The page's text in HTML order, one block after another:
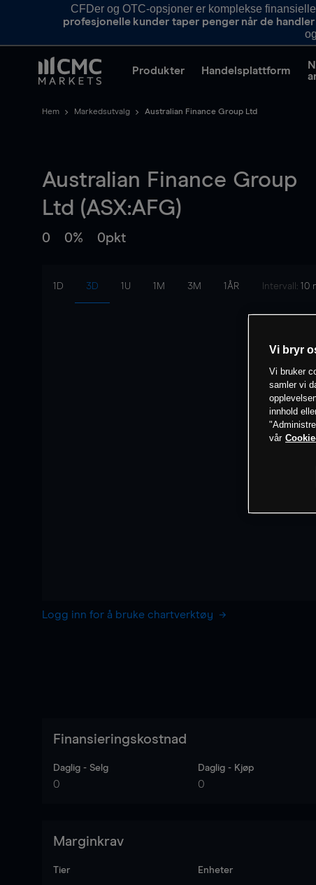
CFDer og OTC-opsjoner er komplekse
profesjonelle kunder taper penger når de
Produkter Handelsplattform
Hem Markedsutvalg Australian Finance Group Ltd
Australian Finance Group
Ltd (ASX:AFG)
0 0% 0pkt
1D 3D 1U 1M 3M 1ÅR Intervall: 10
Logg inn for å bruke chartverktøy
Finansieringskostnad
Daglig - Selg
0
Daglig - Kjøp
0
Marginkrav
Tier Enheter
Vi bryr
Vi bruker
samler vi
innhold
vår